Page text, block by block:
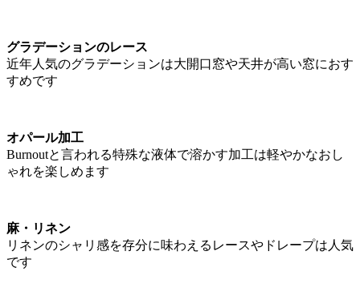
グラデーションのレース
近年人気のグラデーションは大開口窓や天井が高い窓におす
すめです
オパール加工
Burnoutと言われる特殊な液体で溶かす加工は軽やかなおし
ゃれを楽しめます
麻・リネン
リネンのシャリ感を存分に味わえるレースやドレープは人気
です